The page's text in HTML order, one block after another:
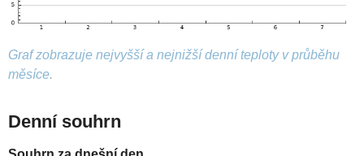
Graf zobrazuje nejvyšší a nejnižší denní teploty v průběhu
měsíce.
Denní souhrn